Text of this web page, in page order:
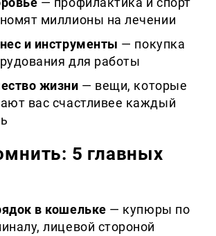
миллионы на лечении
и инструменты — покупка
для работы
жизни — вещи, которые
вас счастливее каждый
5 главных
в кошельке — купюры по
лицевой стороной